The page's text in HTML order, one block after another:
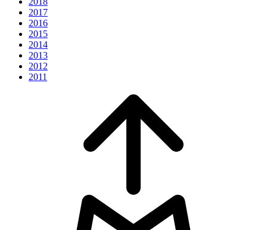
2017
2016
2015
2014
2013
2012
2011